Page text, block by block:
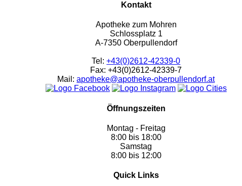
Kontakt
Apotheke zum Mohren
Schlossplatz 1
A-7350 Oberpullendorf
Tel:+43(0)2612-42339-0
Fax: +43(0)2612-42339-7
Mail:apotheke@apotheke-oberpullendorf.at
Öffnungszeiten
Montag - Freitag
8:00 bis 18:00
Samstag
8:00 bis 12:00
Quick Links